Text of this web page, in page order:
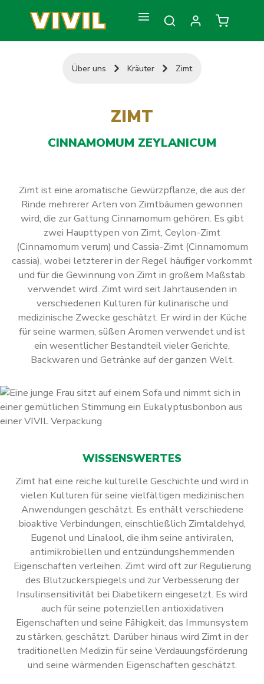
Zum Hauptinhalt springen
Über uns Kräuter Zimt
ZIMT
CINNAMOMUM ZEYLANICUM
Zimt ist eine aromatische Gewürzpflanze, die aus der
Rinde mehrerer Arten von Zimtbäumen gewonnen
wird, die zur Gattung Cinnamomum gehören. Es gibt
zwei Haupttypen von Zimt, Ceylon-Zimt
(Cinnamomum verum) und Cassia-Zimt (Cinnamomum
cassia), wobei letzterer in der Regel häufiger vorkommt
und für die Gewinnung von Zimt in großem Maßstab
verwendet wird. Zimt wird seit Jahrtausenden in
verschiedenen Kulturen für kulinarische und
medizinische Zwecke geschätzt. Er wird in der Küche
für seine warmen, süßen Aromen verwendet und ist
ein wesentlicher Bestandteil vieler Gerichte,
Backwaren und Getränke auf der ganzen Welt.
WISSENSWERTES
Zimt hat eine reiche kulturelle Geschichte und wird in
vielen Kulturen für seine vielfältigen medizinischen
Anwendungen geschätzt. Es enthält verschiedene
bioaktive Verbindungen, einschließlich Zimtaldehyd,
Eugenol und Linalool, die ihm seine antiviralen,
antimikrobiellen und entzündungshemmenden
Eigenschaften verleihen. Zimt wird oft zur Regulierung
des Blutzuckerspiegels und zur Verbesserung der
Insulinsensitivität bei Diabetikern eingesetzt. Es wird
auch für seine potenziellen antioxidativen
Eigenschaften und seine Fähigkeit, das Immunsystem
zu stärken, geschätzt. Darüber hinaus wird Zimt in der
traditionellen Medizin für seine Verdauungsförderung
und seine wärmenden Eigenschaften geschätzt.